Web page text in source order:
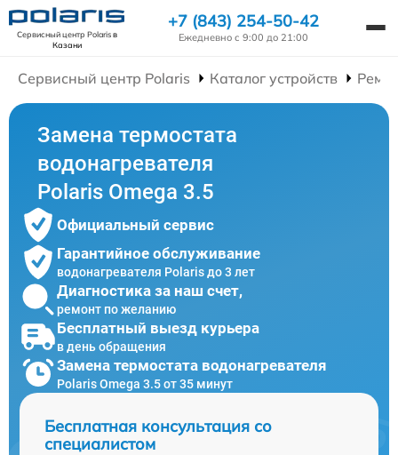
Сервисный центр Polarisв
Казани
+7 (843) 254-50-42
Ежедневно с 9:00 до 21:00
Сервисный центр Polaris Каталог устройств
Замена термостата
водонагревателя
Polaris Omega 3.5
Официальный сервис
Гарантийное обслуживание
водонагревателя Polaris до 3 лет
Диагностика за наш счет,
ремонт по желанию
Бесплатный выезд курьера
в день обращения
Замена термостата водонагревателя
Polaris Omega 3.5 от 35 минут
Бесплатная консультация со
специалистом